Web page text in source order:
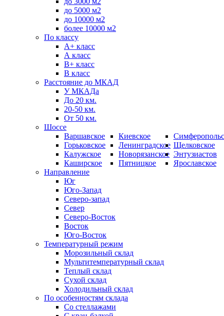
до 5000 м2
до 10000 м2
более 10000 м2
По классу
A+ класс
А класс
В+ класс
B класс
Расстояние до МКАД
У МКАДа
До 20 км.
20-50 км.
От 50 км.
Шоссе
Варшавское
Горьковское
Калужское
Каширское
Киевское
Ленинградское
Новорязанское
Пятницкое
Щелковское
Энтузиастов
Ярославское
Направление
Юг
Юго-Запад
Северо-запад
Север
Северо-Восток
Восток
Юго-Восток
Температурный режим
Морозильный склад
Мультитемпературный склад
Теплый склад
Сухой склад
Холодильный склад
По особенностям склада
Со стеллажами